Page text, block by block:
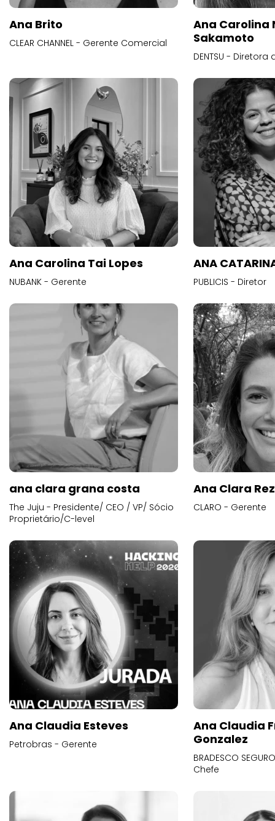
Ana Brito
CLEAR CHANNEL - Gerente Comercial
Ana Carolina
Sakamoto
DENTSU -
Ana Carolina Tai Lopes
NUBANK - Gerente
ANA
PUBLICIS - Diretor
ana clara grana costa
The Juju - Presidente/ CEO / VP/ Sócio
Proprietário/C-level
Ana Clara
CLARO - Gerente
Ana Claudia Esteves
Petrobras - Gerente
Ana Claudia
Gonzalez
BRADESCO
Chefe